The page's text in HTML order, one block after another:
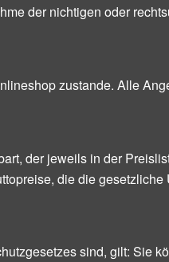
der nichtigen oder
zustande. Alle
der jeweils in der
die die
sind, gilt: Sie